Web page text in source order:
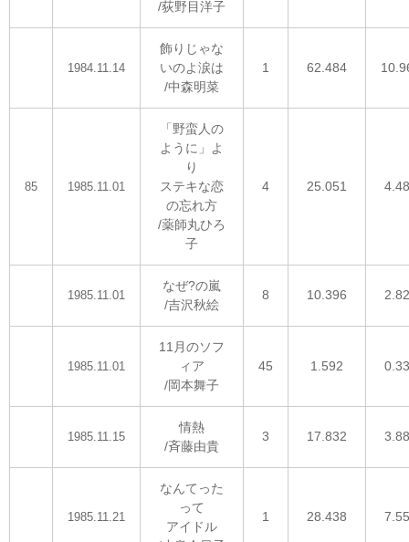
/荻野目洋子
1984.11.14
飾りじゃな
いのよ涙は
/中森明菜
1 62.484
85 1985.11.01
「野蛮人の
ように」よ
り
ステキな恋
の忘れ方
/薬師丸ひろ
子
4 25.051
1985.11.01
なぜ?の嵐
/吉沢秋絵
8 10.396
1985.11.01
11月のソフ
ィア
/岡本舞子
45 1.592
1985.11.15
情熱
/斉藤由貴
3 17.832
1985.11.21
なんてった
って
アイドル
1 28.438